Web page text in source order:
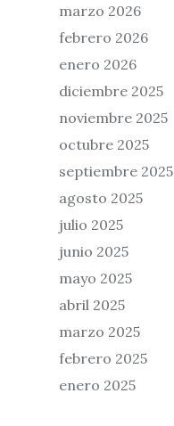
marzo 2026
febrero 2026
enero 2026
diciembre 2025
noviembre 2025
octubre 2025
septiembre 2025
agosto 2025
julio 2025
junio 2025
mayo 2025
abril 2025
marzo 2025
febrero 2025
enero 2025